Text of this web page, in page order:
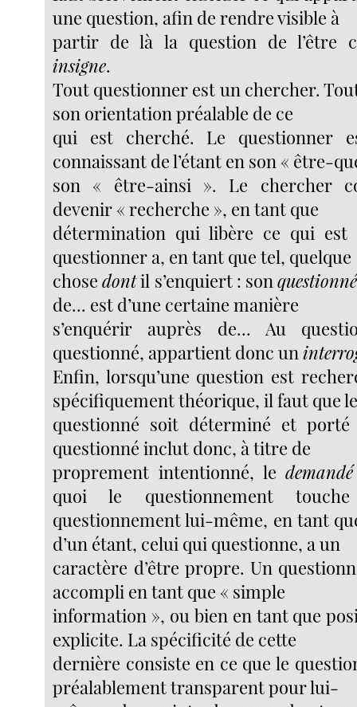
une question, afin de rendre visible à
partir de là la question de l’être
insigne.
Tout questionner est un chercher.
son orientation préalable de ce
qui est cherché. Le questionner
connaissant de l’étant en son « être-
son « être-ainsi ». Le chercher
devenir « recherche », en tant que
détermination qui libère ce qui est
questionner a, en tant que tel, quelque
chosedontil s’enquiert : son questionné
de... est d’une certaine manière
s’enquérir auprès de... Au
questionné, appartient donc un
Enfin, lorsqu’une question est
spécifiquement théorique, il faut que
questionné soit déterminé et
questionné inclut donc, à titre de
proprement intentionné, ledemandé
quoi le questionnement
questionnement lui-même, en tant
d’un étant, celui qui questionne, a un
caractère d’être propre. Un
accompli en tant que « simple
information », ou bien en tant que
explicite. La spécificité de cette
dernière consiste en ce que le
préalablement transparent pour lui-